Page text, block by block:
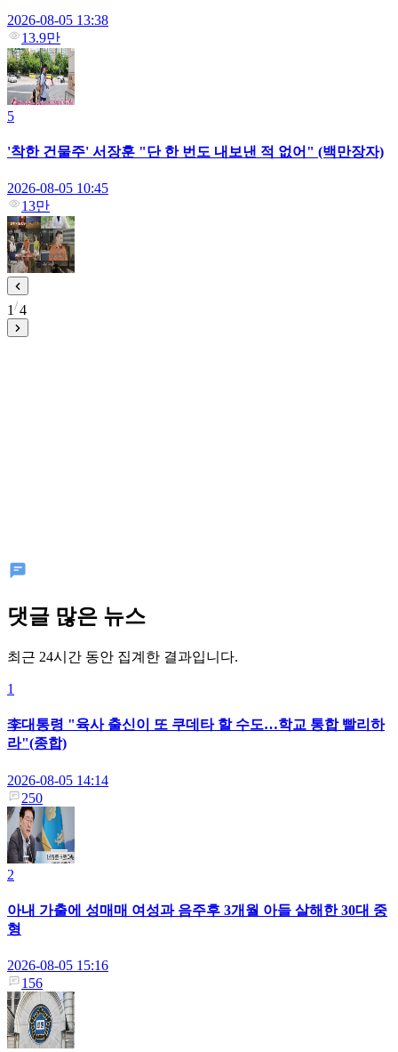
2026-08-05 13:38
13.9만
5
'착한 건물주' 서장훈 "단 한 번도 내보낸 적 없어" (백만장자)
2026-08-05 10:45
13만
1 4
댓글 많은 뉴스
최근 24시간 동안 집계한 결과입니다.
1
李대통령 "육사 출신이 또 쿠데타 할 수도…학교 통합 빨리하
라"(종합)
2026-08-05 14:14
250
2
아내 가출에 성매매 여성과 음주후 3개월 아들 살해한 30대 중
형
2026-08-05 15:16
156